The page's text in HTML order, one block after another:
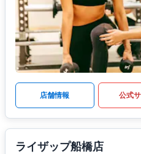
店舗情報 公式
ライザップ船橋店